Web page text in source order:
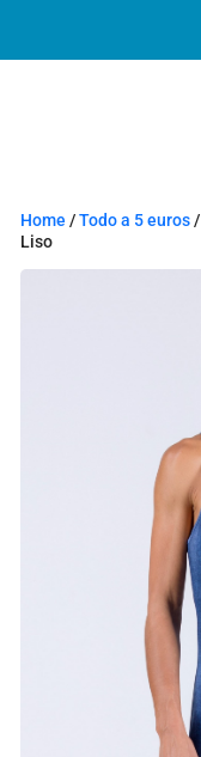
Home /Todo a 5 euros/
Liso